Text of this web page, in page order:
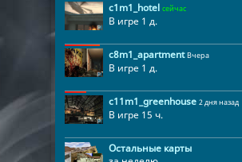
c1m1_hotel сейчас
В игре 1 д.
c8m1_apartment Вчера
В игре 1 д.
c11m1_greenhouse 2 дня назад
В игре 15 ч.
Остальные карты